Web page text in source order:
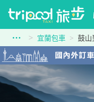
宜蘭包車 鼓山